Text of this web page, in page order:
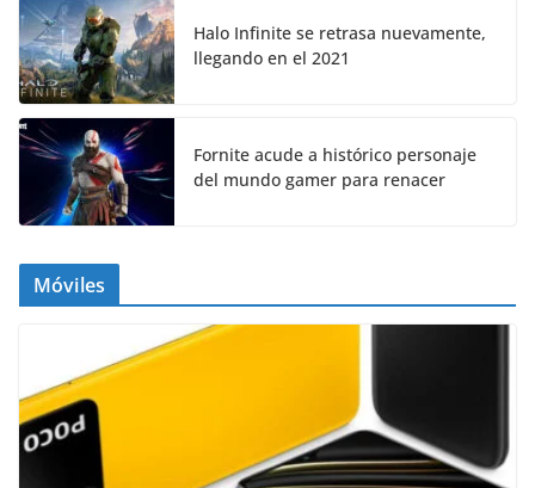
Halo Infinite se retrasa nuevamente,
llegando en el 2021
Fornite acude a histórico personaje
del mundo gamer para renacer
Móviles